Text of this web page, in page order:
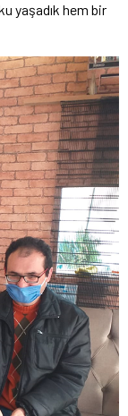
yaşadık hem bir